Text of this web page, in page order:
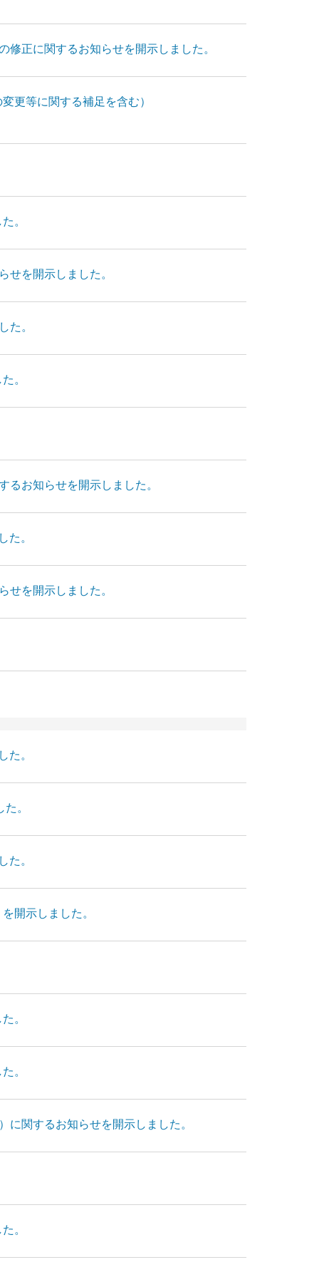
正に関するお知らせを開示しました。
変更等に関する補足を含む）
。
せを開示しました。
た。
。
るお知らせを開示しました。
た。
せを開示しました。
た。
。
た。
開示しました。
。
。
に関するお知らせを開示しました。
。